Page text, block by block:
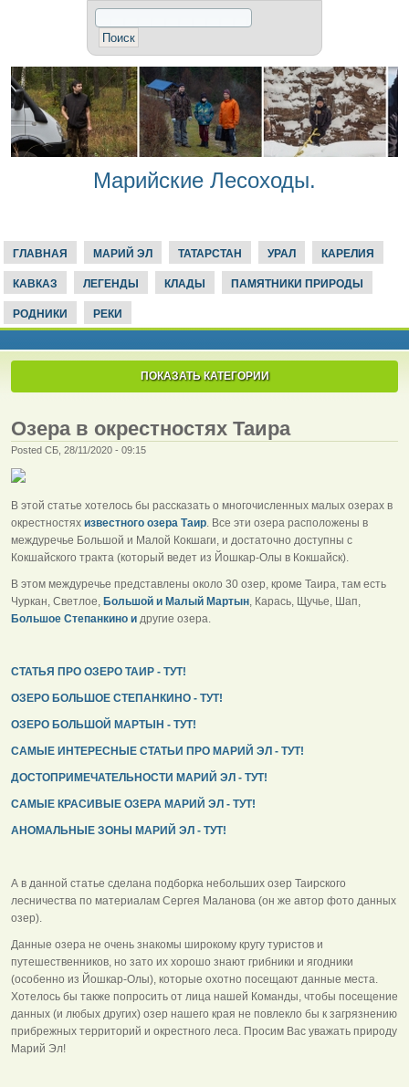
Марийские Лесоходы.
ГЛАВНАЯ МАРИЙ ЭЛ ТАТАРСТАН УРАЛ КАРЕЛИЯ
КАВКАЗ ЛЕГЕНДЫ КЛАДЫ ПАМЯТНИКИ ПРИРОДЫ
РОДНИКИ РЕКИ
ПОКАЗАТЬ КАТЕГОРИИ
Озера в окрестностях Таира
Posted СБ, 28/11/2020 - 09:15
В этой статье хотелось бы рассказать о многочисленных малых озерах в
окрестностях известного озера Таир. Все эти озера расположены в
междуречье Большой и Малой Кокшаги, и достаточно доступны с
Кокшайского тракта (который ведет из Йошкар-Олы в Кокшайск).
В этом междуречье представлены около 30 озер, кроме Таира, там есть
Чуркан, Светлое, Большой и Малый Мартын, Карась, Щучье, Шап,
Большое Степанкино и другие озера.
СТАТЬЯ ПРО ОЗЕРО ТАИР - ТУТ!
ОЗЕРО БОЛЬШОЕ СТЕПАНКИНО - ТУТ!
ОЗЕРО БОЛЬШОЙ МАРТЫН - ТУТ!
САМЫЕ ИНТЕРЕСНЫЕ СТАТЬИ ПРО МАРИЙ ЭЛ - ТУТ!
ДОСТОПРИМЕЧАТЕЛЬНОСТИ МАРИЙ ЭЛ - ТУТ!
САМЫЕ КРАСИВЫЕ ОЗЕРА МАРИЙ ЭЛ - ТУТ!
АНОМАЛЬНЫЕ ЗОНЫ МАРИЙ ЭЛ - ТУТ!
А в данной статье сделана подборка небольших озер Таирского
лесничества по материалам Сергея Маланова (он же автор фото данных
озер).
Данные озера не очень знакомы широкому кругу туристов и
путешественников, но зато их хорошо знают грибники и ягодники
(особенно из Йошкар-Олы), которые охотно посещают данные места.
Хотелось бы также попросить от лица нашей Команды, чтобы посещение
данных (и любых других) озер нашего края не повлекло бы к загрязнению
прибрежных территорий и окрестного леса. Просим Вас уважать природу
Марий Эл!